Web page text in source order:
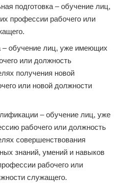
подготовка – обучение лиц,
профессии рабочего или
– обучение лиц, уже имеющих
или должность
получения новой
или новой должности
– обучение лиц, уже
рабочего или должность
совершенствования
знаний, умений и навыков
рабочего или
служащего.